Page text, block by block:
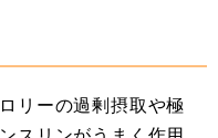
リーの過剰摂取や極